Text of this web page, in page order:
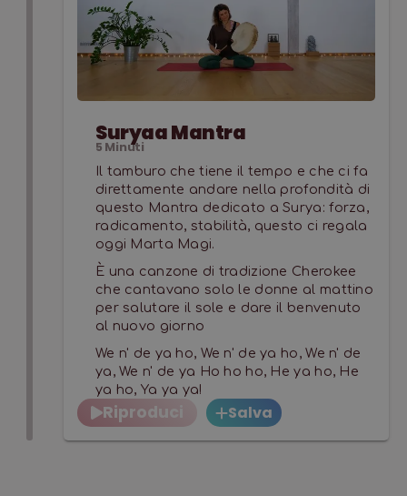
Suryaa Mantra
5 Minuti
Il tamburo che tiene il tempo e che ci fa
direttamente andare nella profondità di
questo Mantra dedicato a Surya: forza,
radicamento, stabilità, questo ci regala
oggi Marta Magi.
È una canzone di tradizione Cherokee
che cantavano solo le donne al mattino
per salutare il sole e dare il benvenuto
al nuovo giorno
We n' de ya ho, We n' de ya ho, We n' de
ya, We n' de ya Ho ho ho, He ya ho, He
ya ho, Ya ya ya!
Riproduci Salva